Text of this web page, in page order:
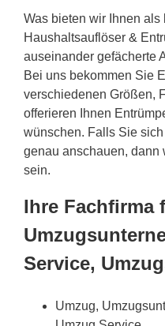
Was bieten wir Ihnen als
Haushaltsauflöser &
auseinander gefächerte
Bei uns bekommen Sie
verschiedenen Größen,
offerieren Ihnen
wünschen. Falls Sie
genau anschauen, dann
sein.
Ihre Fachfirma
Service,
Umzug,